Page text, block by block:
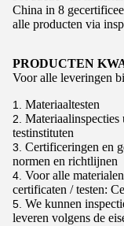
China in 8
alle producten via
PRODUCTEN
Voor alle leveringen
Materiaaltesten
testinstituten
Certificeringen en
normen en richtlijnen
Voor alle
certificaten / testen:
We kunnen
leveren volgens de